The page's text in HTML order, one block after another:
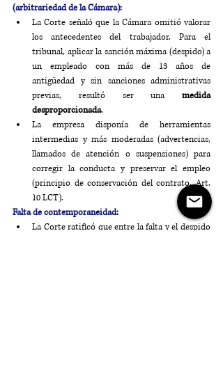
(arbitrariedad de la Cámara):
La Corte señaló que la Cámara omitió valorar
los antecedentes del trabajador. Para el
tribunal, aplicar la sanción máxima (despido) a
un empleado con más de 13 años de
antigüedad y sin sanciones administrativas
previas, resultó ser una medida
desproporcionada.
La empresa disponía de herramientas
intermedias y más moderadas (advertencias,
llamados de atención o suspensiones) para
corregir la conducta y preservar el empleo
(principio de conservación del contrato, Art.
10 LCT).
Falta de contemporaneidad:
La Corte ratificó que entre la falta y el despido